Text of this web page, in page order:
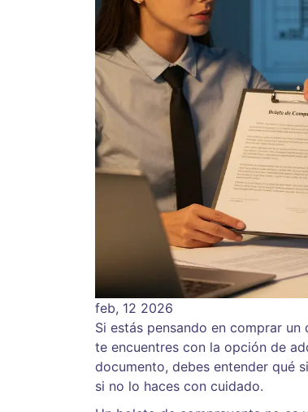
feb, 12 2026
Si estás pensando en comprar
te encuentres con la opción de
documento, debes entender qué
si no lo haces con cuidado.